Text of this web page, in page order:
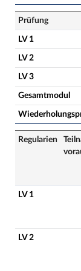
Prüfung
LV 1
LV 2
LV 3
Gesamtmodul
Regularien
LV 1
LV 2